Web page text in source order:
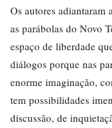
Os autores
as parábolas do Novo
espaço de liberdade
diálogos porque nas
enorme imaginação,
tem possibilidades
discussão, de